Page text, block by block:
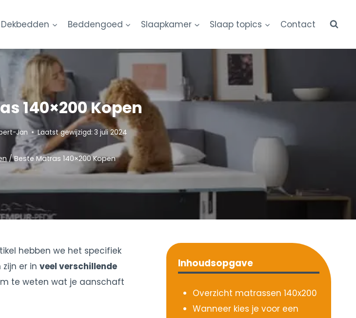
Dekbedden Beddengoed Slaapkamer Slaap topics Contact
140×200 Kopen
Jan Laatst gewijzigd: 3 juli 2024
/ Beste Matras 140×200 Kopen
hebben we het specifiek
er in veel verschillende
te weten wat je aanschaft
Inhoudsopgave
Overzicht matrassen 140x200
Wanneer kies je voor een